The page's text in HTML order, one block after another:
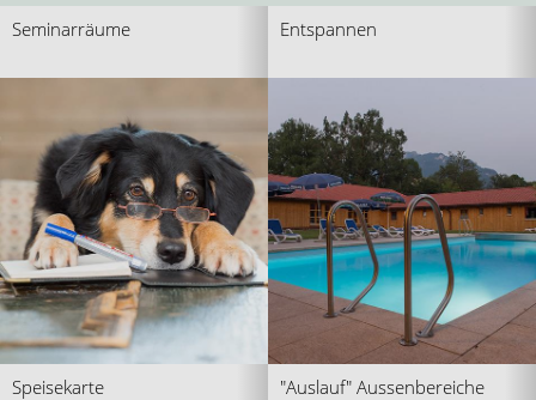
Seminarräume Entspannen
Speisekarte "Auslauf" Aussenbereiche